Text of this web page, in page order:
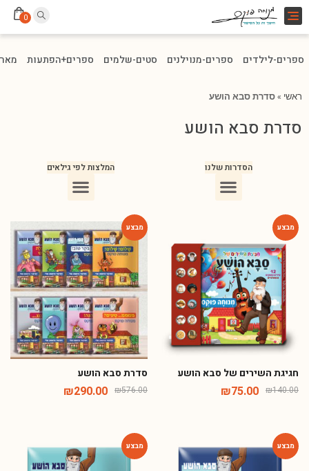
Toggle
navigation
0
ספרים-לילדים ספרים-מנוילנים סטים-שלמים ספרים+הפתעות
ראשי »סדרת סבא הושע
סדרת סבא הושע
הסדרות שלנו המלצות לפי גילאים
חגיגת השירים של סבא הושע
₪140.00
₪75.00
סדרת סבא הושע
₪576.00
₪290.00